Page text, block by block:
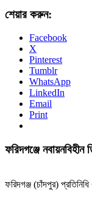
শেয়ার করুন:
Facebook
X
Pinterest
Tumblr
WhatsApp
LinkedIn
Email
Print
ফরিদগঞ্জে
ফরিদগঞ্জ (চাঁদপুর)